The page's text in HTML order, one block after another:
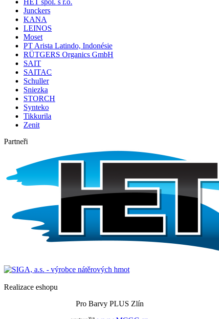
HET spol. s r.o.
Junckers
KANA
LEINOS
Moset
PT Arista Latindo, Indonésie
RÜTGERS Organics GmbH
SAIT
SAITAC
Schuller
Sniezka
STORCH
Synteko
Tikkurila
Zenit
Partneři
Realizace eshopu
Pro Barvy PLUS Zlín